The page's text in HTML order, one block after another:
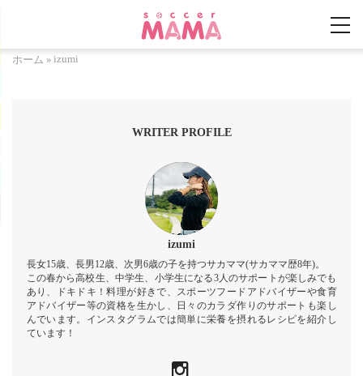
ホーム » izumi
WRITER PROFILE
izumi
長女15歳、長男12歳、次男6歳の子を持つサカママ(サカママ歴8年)。
この春から高校生、中学生、小学生になる3人のサポートが楽しみでも
あり、ドキドキ！料理が好きで、スポーツフードアドバイザーや食育
アドバイザー等の資格を生かし、日々のカラダ作りのサポートも楽し
んでいます。インスタグラムでは簡単に栄養を摂れるレシピを紹介し
ています！